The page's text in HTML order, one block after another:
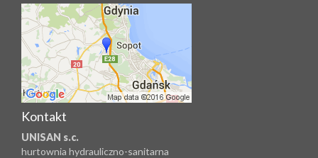
Kontakt
UNISAN s.c.
hurtownia hydrauliczno-sanitarna